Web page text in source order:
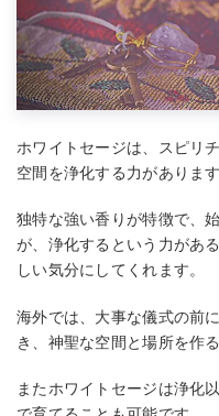
ホワイトセージは、スピリ
空間を浄化する力があります
独特な強い香りが特徴で、
が、浄化するという力があ
しい気分にしてくれます。
海外では、大事な儀式の前
き、神聖な空間と場所を作
またホワイトセージは浄化